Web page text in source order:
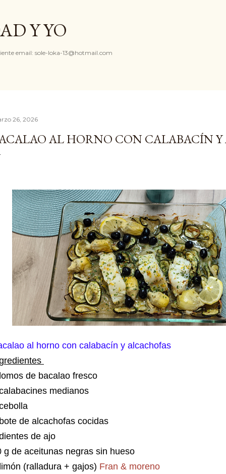
Y YO
email: sole-loka-13@hotmail.com
26, 2026
AL HORNO CON CALABACÍN Y
al horno con calabacín y alcachofas
de bacalao fresco
medianos
de alcachofas cocidas
de ajo
g de aceitunas negras sin hueso
(ralladura + gajos) Fran & moreno